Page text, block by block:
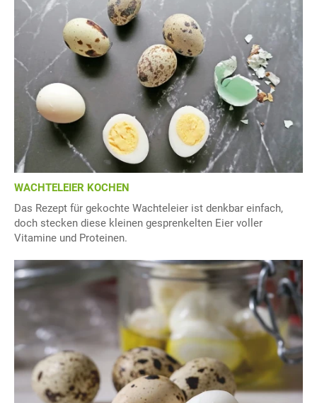
WACHTELEIER KOCHEN
Das Rezept für gekochte Wachteleier ist denkbar einfach,
doch stecken diese kleinen gesprenkelten Eier voller
Vitamine und Proteinen.